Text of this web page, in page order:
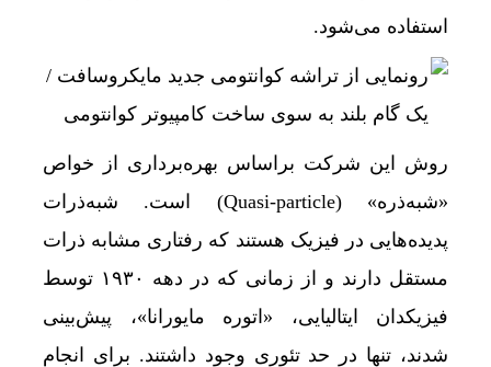
استفاده می‌شود.
روش این شرکت براساس بهره‌برداری از خواص
«شبه‌ذره» (Quasi-particle) است. شبه‌ذرات
پدیده‌هایی در فیزیک هستند که رفتاری مشابه ذرات
مستقل دارند و از زمانی که در دهه ۱۹۳۰ توسط
فیزیکدان ایتالیایی، «اتوره مایورانا»، پیش‌بینی
شدند، تنها در حد تئوری وجود داشتند. برای انجام